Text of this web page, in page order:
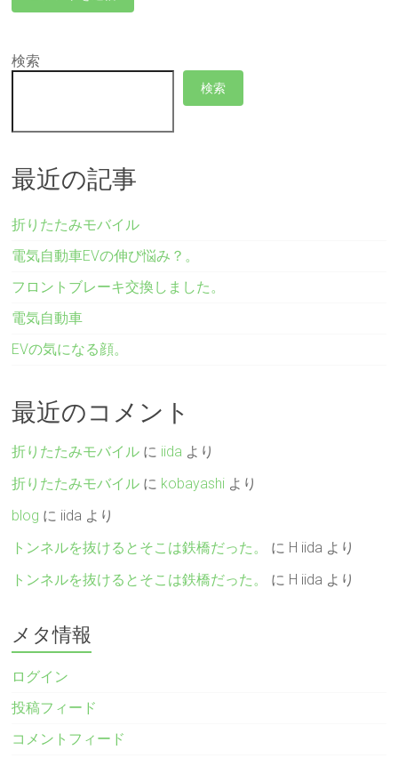
検索
検索
最近の記事
折りたたみモバイル
電気自動車EVの伸び悩み？。
フロントブレーキ交換しました。
電気自動車
EVの気になる顔。
最近のコメント
折りたたみモバイル に iida より
折りたたみモバイル に kobayashi より
blog に iida より
トンネルを抜けるとそこは鉄橋だった。
に H iida より
トンネルを抜けるとそこは鉄橋だった。
に H iida より
メタ情報
ログイン
投稿フィード
コメントフィード